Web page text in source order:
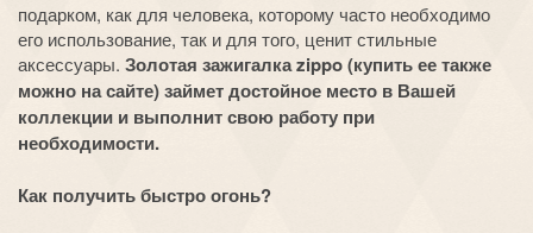
подарком, как для человека, которому часто необходимо
его использование, так и для того, ценит стильные
аксессуары. Золотая зажигалка zippo (купить ее также
можно на сайте) займет достойное место в Вашей
коллекции и выполнит свою работу при
необходимости.
Как получить быстро огонь?